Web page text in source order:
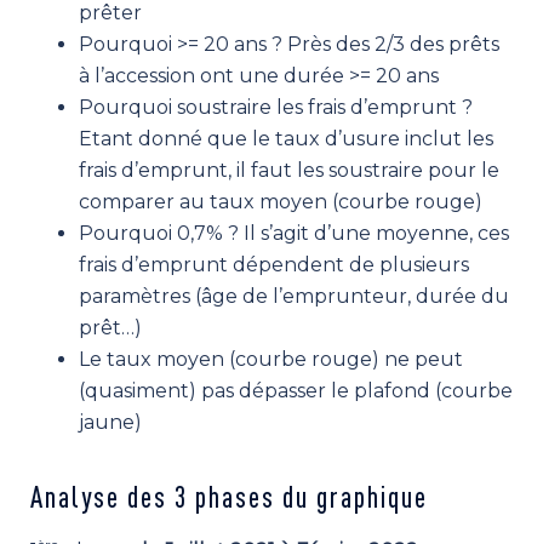
prêter
Pourquoi >= 20 ans ? Près des 2/3 des prêts
à l’accession ont une durée >= 20 ans
Pourquoi soustraire les frais d’emprunt ?
Etant donné que le taux d’usure inclut les
frais d’emprunt, il faut les soustraire pour le
comparer au taux moyen (courbe rouge)
Pourquoi 0,7% ? Il s’agit d’une moyenne, ces
frais d’emprunt dépendent de plusieurs
paramètres (âge de l’emprunteur, durée du
prêt…)
Le taux moyen (courbe rouge) ne peut
(quasiment) pas dépasser le plafond (courbe
jaune)
Analyse des 3 phases du graphique